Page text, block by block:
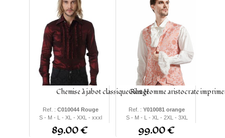
Chemise à jabot classique Rouge
Ref. : C010044 Rouge
S - M - L - XL - XXL - xxxl
89.00 €
Gilet Homme aristocrate
Ref. : Y010081 orange
S - M - L - XL - 2XL - 3XL
99.00 €